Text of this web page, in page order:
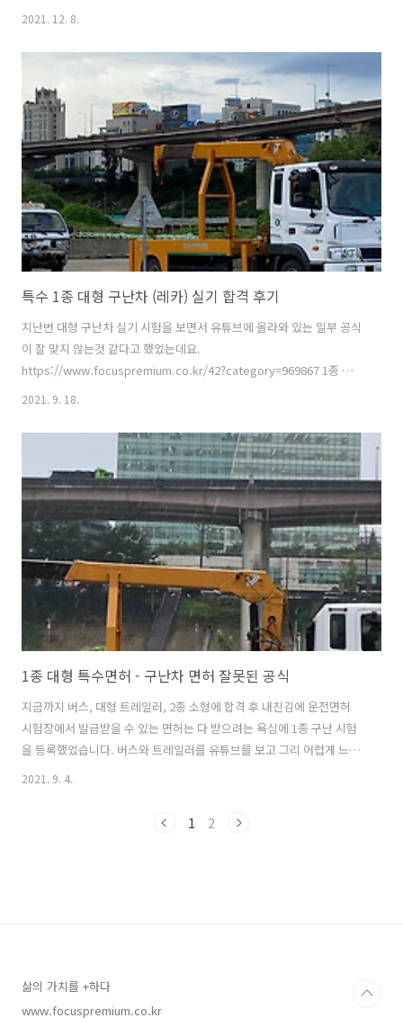
연습을 하고, 정확한 공식을 알고 있어서 한번에 합격은 아니지만, 크게
려웠던것 같습니다. 지난번에 몇 번의 불합격 후 잘못 되었다고 생각하는
공식에 대해서 아래에 포스팅을 했는데요.
https://www.focuspremium.co.kr/42?category=969867 1종 대형
특수면허 - 구난차 면허 잘못된 공식 지금까지 버스, 대형 트레일러, 2종
소형에 합격 후 내친김에 운전면허 시험장에서 발급받을 수 있는 면허는
다..
2021. 12. 8.
특수 1종 대형 구난차 (레카) 실기 합격 후기
지난번 대형 구난차 실기 시험을 보면서 유튜브에 올라와 있는 일부 공식
이 잘 맞지 않는것 같다고 했었는데요.
https://www.focuspremium.co.kr/42?category=969867 1종 대형
특수면허 - 구난차 면허 잘못된 공식 지금까지 버스, 대형 트레일러, 2종
다 받으려는 욕심에 1종 구난 시험을 등록했었습니다. 버스와 트레일러
를 유튜브를 www.focuspremium.co.kr 몇 번의 불합격 후에 어제 드
디어 구난 실기에 합격했습니다. 지난 8월 말 비가 주륵주륵 오는 날에 시
험을 보고 불합격을 하였고, 어제 오전 9시에 시험이 있었습니다. 강남
시험장에서 9시에 시험이고, 주차장에서 거리가 조금 떨어져 있어..
2021. 9. 18.
1종 대형 특수면허 - 구난차 면허 잘못된 공식
지금까지 버스, 대형 트레일러, 2종 소형에 합격 후 내친김에 운전면허
시험장에서 발급받을 수 있는 면허는 다 받으려는 욕심에 1종 구난 시험
을 등록했었습니다. 버스와 트레일러를 유튜브를 보고 그리 어렵게 느껴
지지는 않아서, 구난시험도 유튜브 잘 보고 공식만 잘 알고 가면 발급 받
되네요. 구난은 굴절과 S자만 문제없이 통과하면, 혹은 한번정도 탈선
2021. 9. 4.
1 2
삶의 가치를 +하다
www.focuspremium.co.kr